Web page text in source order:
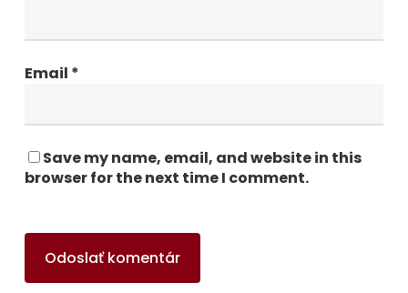
Email *
Save my name, email, and website in this
browser for the next time I comment.